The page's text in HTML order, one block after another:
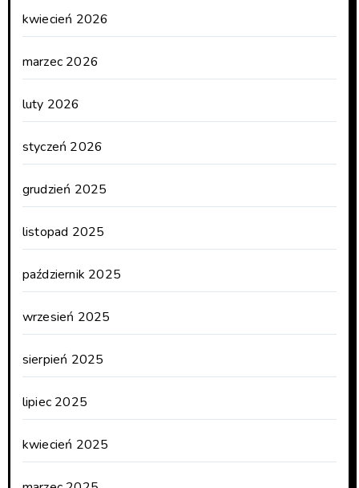
kwiecień 2026
marzec 2026
luty 2026
styczeń 2026
grudzień 2025
listopad 2025
październik 2025
wrzesień 2025
sierpień 2025
lipiec 2025
kwiecień 2025